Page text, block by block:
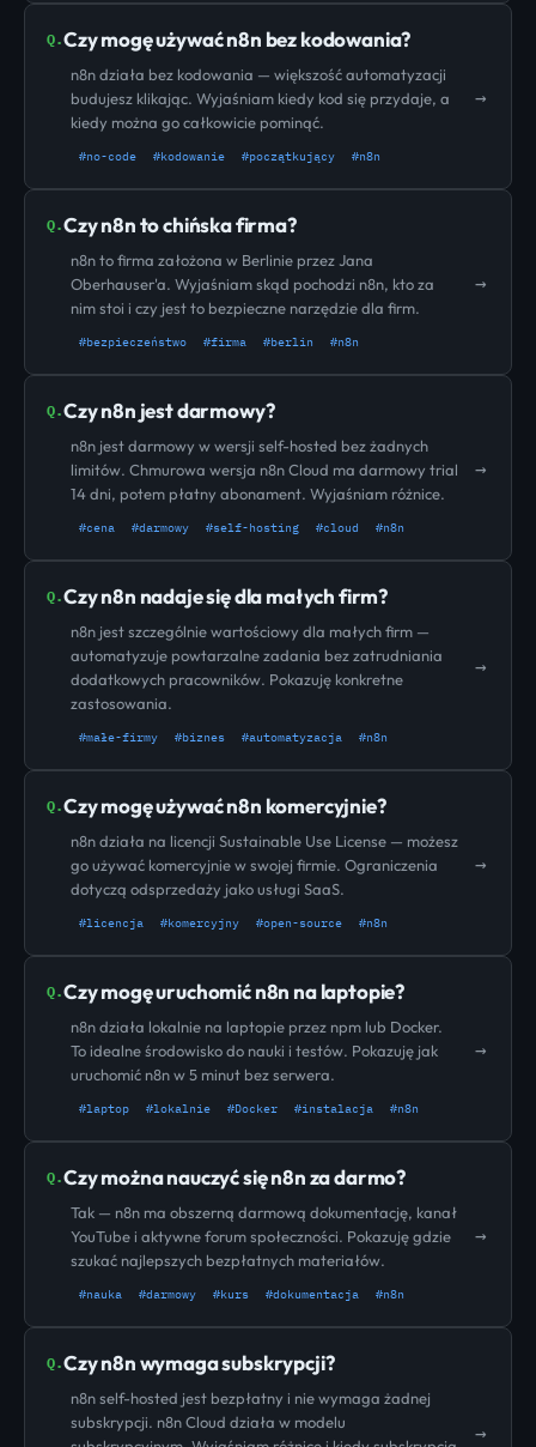
Q.Czy mogę używać n8n bez kodowania?
n8n działa bez kodowania — większość automatyzacji
budujesz klikając. Wyjaśniam kiedy kod się przydaje, a
kiedy można go całkowicie pominąć.
#no-code #kodowanie #początkujący #n8n
→
Q.Czy n8n to chińska firma?
n8n to firma założona w Berlinie przez Jana
Oberhauser'a. Wyjaśniam skąd pochodzi n8n, kto za
nim stoi i czy jest to bezpieczne narzędzie dla firm.
#bezpieczeństwo #firma #berlin #n8n
→
Q.Czy n8n jest darmowy?
n8n jest darmowy w wersji self-hosted bez żadnych
limitów. Chmurowa wersja n8n Cloud ma darmowy trial
14 dni, potem płatny abonament. Wyjaśniam różnice.
#cena #darmowy #self-hosting #cloud #n8n
→
Q.Czy n8n nadaje się dla małych firm?
n8n jest szczególnie wartościowy dla małych firm —
automatyzuje powtarzalne zadania bez zatrudniania
dodatkowych pracowników. Pokazuję konkretne
zastosowania.
#małe-firmy #biznes #automatyzacja #n8n
→
Q.Czy mogę używać n8n komercyjnie?
n8n działa na licencji Sustainable Use License — możesz
go używać komercyjnie w swojej firmie. Ograniczenia
dotyczą odsprzedaży jako usługi SaaS.
#licencja #komercyjny #open-source #n8n
→
Q.Czy mogę uruchomić n8n na laptopie?
n8n działa lokalnie na laptopie przez npm lub Docker.
To idealne środowisko do nauki i testów. Pokazuję jak
uruchomić n8n w 5 minut bez serwera.
#laptop #lokalnie #Docker #instalacja #n8n
→
Q.Czy można nauczyć się n8n za darmo?
Tak — n8n ma obszerną darmową dokumentację, kanał
YouTube i aktywne forum społeczności. Pokazuję gdzie
szukać najlepszych bezpłatnych materiałów.
#nauka #darmowy #kurs #dokumentacja #n8n
→
Q.Czy n8n wymaga subskrypcji?
n8n self-hosted jest bezpłatny i nie wymaga żadnej
subskrypcji. n8n Cloud działa w modelu
→